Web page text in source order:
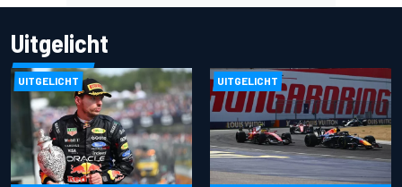
Uitgelicht
UITGELICHT UITGELICHT